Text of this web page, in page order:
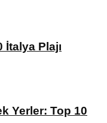
İtalya Plajı
Yerler: Top 10